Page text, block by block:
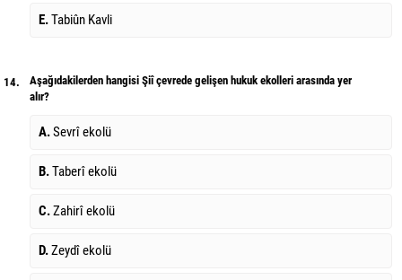
E.Tabiûn Kavli
14.
Aşağıdakilerden hangisi Şiî çevrede gelişen hukuk ekolleri arasında yer
alır?
A.Sevrî ekolü
B.Taberî ekolü
C.Zahirî ekolü
D.Zeydî ekolü